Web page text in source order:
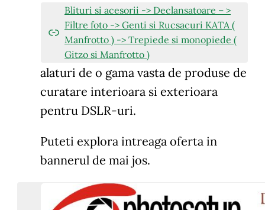
Blituri si acesorii -> Declansatoare – >
Filtre foto -> Genti si Rucsacuri KATA (
Manfrotto ) -> Trepiede si monopiede (
Gitzo si Manfrotto )
alaturi de o gama vasta de produse de
curatare interioara si exterioara
pentru DSLR-uri.
Puteti explora intreaga oferta in
bannerul de mai jos.